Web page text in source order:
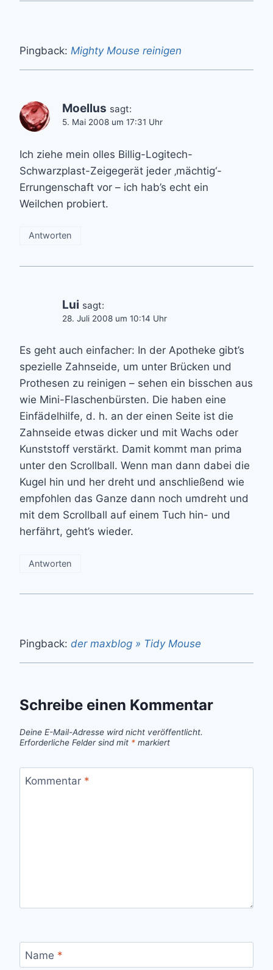
Pingback: Mighty Mouse reinigen
Moellus sagt:
5. Mai 2008 um 17:31 Uhr
Ich ziehe mein olles Billig-Logitech-
Schwarzplast-Zeigegerät jeder ‚mächtig‘-
Errungenschaft vor – ich hab’s echt ein
Weilchen probiert.
Antworten
Lui sagt:
28. Juli 2008 um 10:14 Uhr
Es geht auch einfacher: In der Apotheke gibt’s
spezielle Zahnseide, um unter Brücken und
Prothesen zu reinigen – sehen ein bisschen aus
wie Mini-Flaschenbürsten. Die haben eine
Einfädelhilfe, d. h. an der einen Seite ist die
Zahnseide etwas dicker und mit Wachs oder
Kunststoff verstärkt. Damit kommt man prima
unter den Scrollball. Wenn man dann dabei die
Kugel hin und her dreht und anschließend wie
empfohlen das Ganze dann noch umdreht und
mit dem Scrollball auf einem Tuch hin- und
herfährt, geht’s wieder.
Antworten
Pingback: der maxblog » Tidy Mouse
Schreibe einen Kommentar
Deine E-Mail-Adresse wird nicht veröffentlicht.
Erforderliche Felder sind mit * markiert
Kommentar *
Name *